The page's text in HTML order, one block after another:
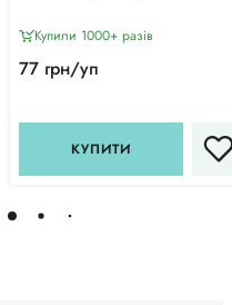
Купили 1000+ разiв
77 грн/уп
КУПИТИ